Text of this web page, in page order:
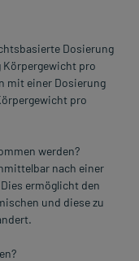
Dosierung
Körpergewicht pro
mit einer Dosierung
pro
werden?
nach einer
ermöglicht den
und diese zu